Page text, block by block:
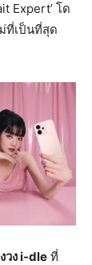
Expert’ โด
ที่เป็นที่สุด
วงi-dle ที่